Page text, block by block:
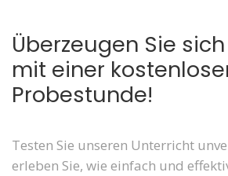
Überzeugen Sie
mit einer
Probestunde!
Testen Sie unseren Unterricht
erleben Sie, wie einfach und